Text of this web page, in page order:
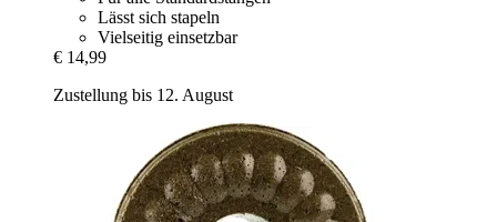
Lässt sich stapeln
Vielseitig einsetzbar
€ 14,99
Zustellung bis 12. August